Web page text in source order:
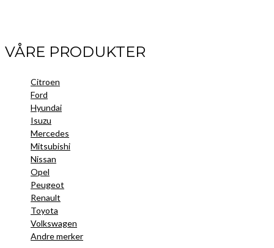
VÅRE PRODUKTER
Citroen
Ford
Hyundai
Isuzu
Mercedes
Mitsubishi
Nissan
Opel
Peugeot
Renault
Toyota
Volkswagen
Andre merker